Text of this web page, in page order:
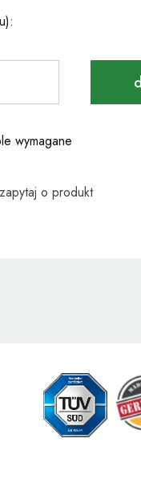
wymagane
zapytaj o produkt